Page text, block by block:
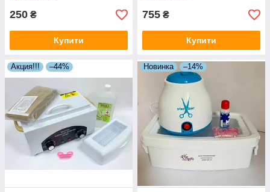
250 ₴
Купити
755 ₴
Купити
Акция!!! –44% Новинка –14%